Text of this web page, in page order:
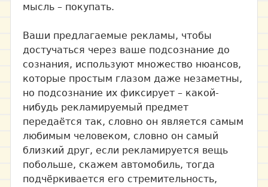
мысль – покупать.
Ваши предлагаемые рекламы, чтобы
достучаться через ваше подсознание до
сознания, используют множество нюансов,
которые простым глазом даже незаметны,
но подсознание их фиксирует – какой-
нибудь рекламируемый предмет
передаётся так, словно он является самым
любимым человеком, словно он самый
близкий друг, если рекламируется вещь
побольше, скажем автомобиль, тогда
подчёркивается его стремительность,